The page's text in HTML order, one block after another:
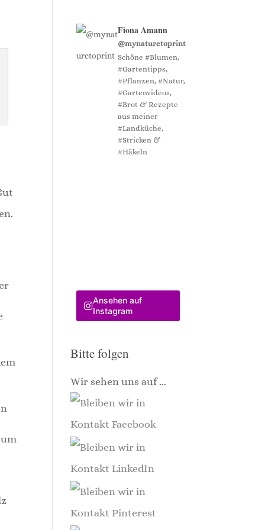
Fiona Amann
@mynaturetoprint
Schöne #Blumen,
#Gartentipps,
#Pflanzen, #Natur,
#Gartenvideos,
#Brot & Rezepte
aus meiner
#Landküche,
#Stricken &
#Häkeln
Ansehen auf
Instagram
Bitte folgen
Wir sehen uns auf ...